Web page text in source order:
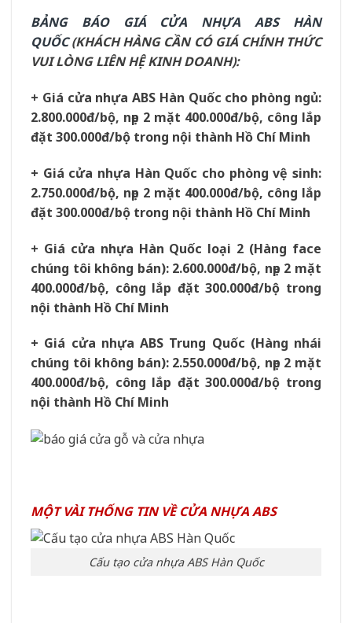
BẢNG BÁO GIÁ CỬA NHỰA ABS HÀN
QUỐC(KHÁCH HÀNG CẦN CÓ GIÁ CHÍNH THỨC
VUI LÒNG LIÊN HỆ KINH DOANH):
+ Giá cửa nhựa ABS Hàn Quốc cho phòng ngủ:
2.800.000đ/bộ, nẹp 2 mặt 400.000đ/bộ, công lắp
đặt 300.000đ/bộ trong nội thành Hồ Chí Minh
+ Giá cửa nhựa Hàn Quốc cho phòng vệ sinh:
2.750.000đ/bộ, nẹp 2 mặt 400.000đ/bộ, công lắp
đặt 300.000đ/bộ trong nội thành Hồ Chí Minh
+ Giá cửa nhựa Hàn Quốc loại 2 (Hàng face
chúng tôi không bán): 2.600.000đ/bộ, nẹp 2 mặt
400.000đ/bộ, công lắp đặt 300.000đ/bộ trong
nội thành Hồ Chí Minh
+ Giá cửa nhựa ABS Trung Quốc (Hàng nhái
chúng tôi không bán): 2.550.000đ/bộ, nẹp 2 mặt
400.000đ/bộ, công lắp đặt 300.000đ/bộ trong
nội thành Hồ Chí Minh
MỘT VÀI THỐNG TIN VỀ CỬA NHỰA ABS
Cấu tạo cửa nhựa ABS Hàn Quốc